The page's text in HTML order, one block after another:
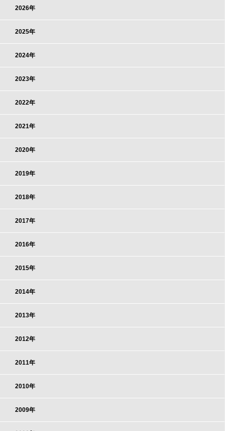
2026年
2025年
2024年
2023年
2022年
2021年
2020年
2019年
2018年
2017年
2016年
2015年
2014年
2013年
2012年
2011年
2010年
2009年